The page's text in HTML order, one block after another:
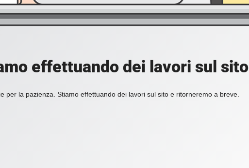
effettuando dei lavori sul sito
per la pazienza. Stiamo effettuando dei lavori sul sito e ritorneremo a breve.